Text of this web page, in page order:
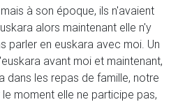
à son époque, ils n'avaient
alors maintenant elle n'y
parler en euskara avec moi. Un
avant moi et maintenant,
dans les repas de famille, notre
moment elle ne participe pas,